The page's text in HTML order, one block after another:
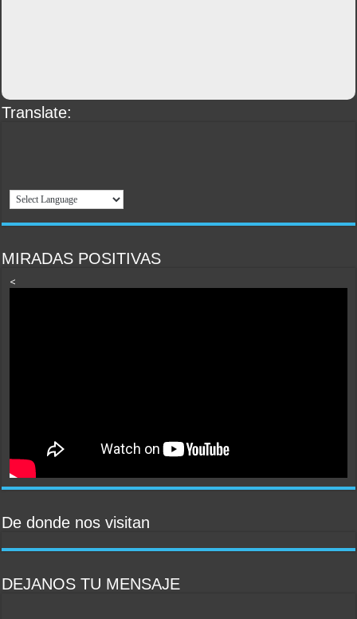
Translate:
MIRADAS POSITIVAS
<
De donde nos visitan
DEJANOS TU MENSAJE